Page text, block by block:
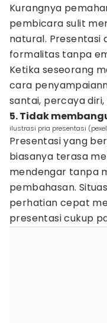
Kurangnya
pembicara sulit
natural. Presentasi
formalitas tanpa
Ketika seseorang
cara
santai, percaya
5. Tidak
ilustrasi pria presentasi
Presentasi yang
biasanya terasa
mendengar tanpa
pembahasan.
perhatian cepat
presentasi cukup